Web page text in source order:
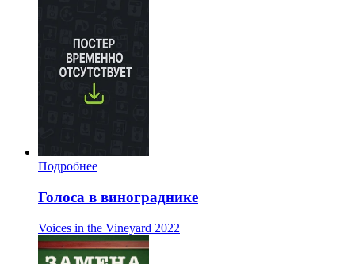
Подробнее
Голоса в винограднике
Voices in the Vineyard 2022